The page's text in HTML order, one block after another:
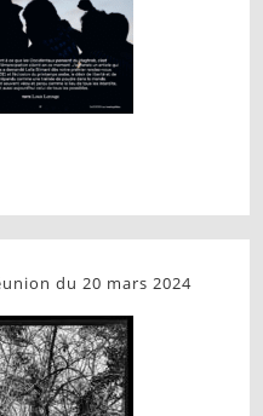
du 20 mars 2024